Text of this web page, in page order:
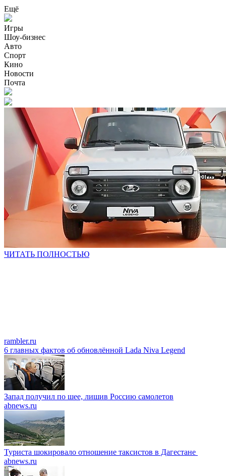
Ещё
Игры
Шоу-бизнес
Авто
Спорт
Кино
Новости
Почта
ЧИТАТЬ ПОЛНОСТЬЮ
rambler.ru
6 главных фактов об обновлённой Lada Niva Legend
Запад получил по шее, лишив Россию самолетов
abnews.ru
Туриста шокировало отношение таксистов в Дагестане
abnews.ru